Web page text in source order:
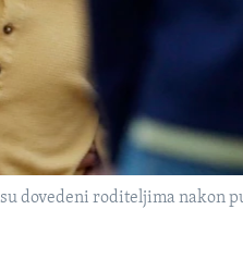
dovedeni roditeljima nakon